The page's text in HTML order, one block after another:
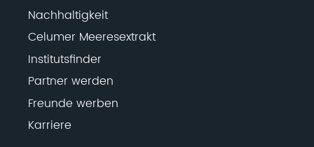
Nachhaltigkeit
Celumer Meeresextrakt
Institutsfinder
Partner werden
Freunde werben
Karriere